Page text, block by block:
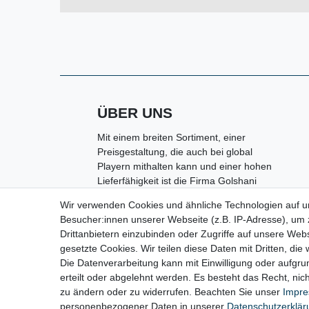
ÜBER UNS
Mit einem breiten Sortiment, einer
Preisgestaltung, die auch bei global
Playern mithalten kann und einer hohen
Lieferfähigkeit ist die Firma Golshani
Partner rund um den Bereich
Maschinen, Handwerkzeuge,
Arbeitsschutz sowie Werkstatt- und
Industriebedarf.
Wir verwenden Cookies und ähnliche Technologien auf
Besucher:innen unserer Webseite (z.B. IP-Adresse),
Drittanbietern einzubinden oder Zugriffe auf unsere
gesetzte Cookies. Wir teilen diese Daten mit Dritten, die
Die Datenverarbeitung kann mit Einwilligung oder
erteilt oder abgelehnt werden. Es besteht das Recht,
zu ändern oder zu widerrufen. Beachten Sie unser
personenbezogener Daten in unserer